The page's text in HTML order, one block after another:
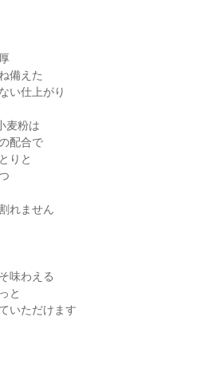
備えた
い仕上がり
麦粉は
配合で
りと
れません
味わえる
と
いただけます